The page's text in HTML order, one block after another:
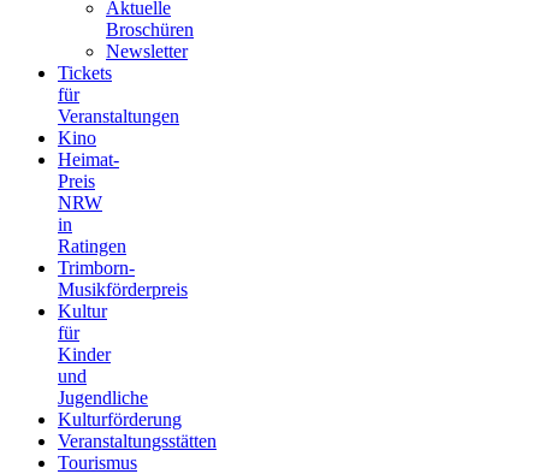
Aktuelle
Broschüren
Newsletter
Tickets
für
Veranstaltungen
Kino
Heimat-
Preis
NRW
in
Ratingen
Trimborn-
Musikförderpreis
Kultur
für
Kinder
und
Jugendliche
Kulturförderung
Veranstaltungsstätten
Tourismus